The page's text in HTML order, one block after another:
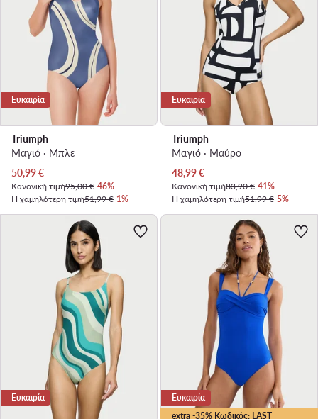
Ευκαιρία
Triumph
Μαγιό · Μπλε
Τρέχουσα τιμή
50,99€
Κανονική τιμή95,00 €-46%
Η χαμηλότερη τιμή51,99 €-1%
Ευκαιρία
Triumph
Μαγιό · Μαύρο
Τρέχουσα τιμή
48,99€
Κανονική τιμή83,90 €-41%
Η χαμηλότερη τιμή51,99 €-5%
Ευκαιρία
extra -35% Κωδικός: LAST
Ευκαιρία